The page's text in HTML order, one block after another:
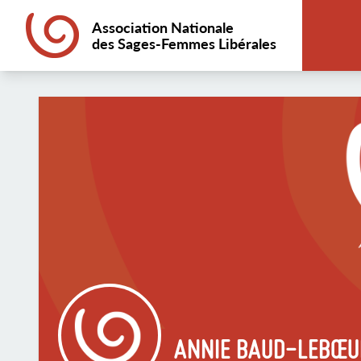
Association Nationale
des Sages-Femmes Libérales
ANNIE BAUD-